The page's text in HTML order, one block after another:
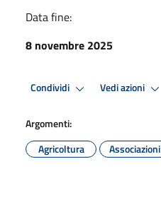
Data fine:
8 novembre 2025
Condividi Vedi azioni
Argomenti:
Agricoltura
Associazioni